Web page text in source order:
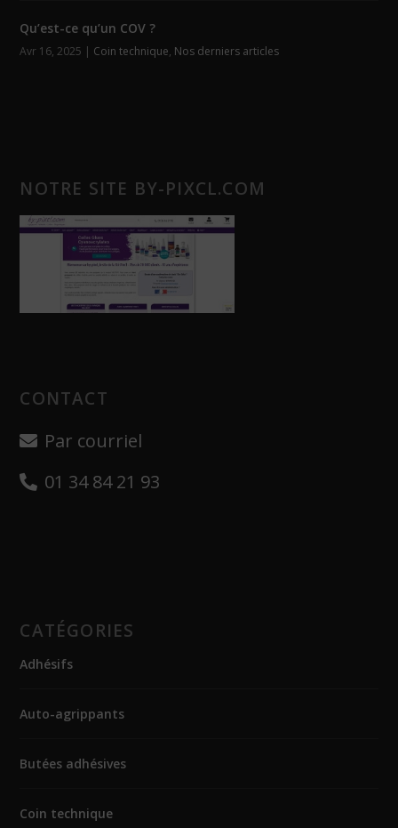
Qu’est-ce qu’un COV ?
Avr 16, 2025 | Coin technique, Nos derniers articles
NOTRE SITE BY-PIXCL.COM
CONTACT
Par courriel
01 34 84 21 93
CATÉGORIES
Adhésifs
Auto-agrippants
Butées adhésives
Coin technique